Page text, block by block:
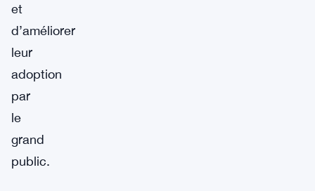
et
d’améliorer
leur
adoption
par
le
grand
public.